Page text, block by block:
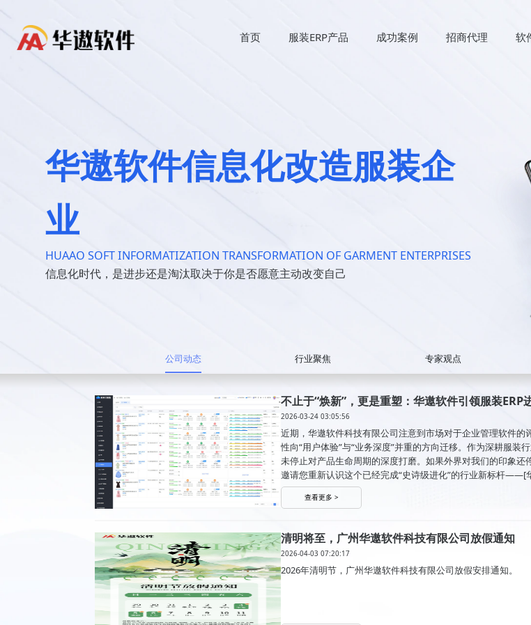
首页 服装ERP产品 成功案例 招商代理 软
华遨软件信息化改造服装企
业
HUAAO SOFT INFORMATIZATION TRANSFORMATION OF GARMENT ENTERPRISES
信息化时代，是进步还是淘汰取决于你是否愿意主动改变自己
公司动态 行业聚焦 专家观点
不止于“焕新”，更是重塑：华遨软件引领服装ERP
2026-03-24 03:05:56
近期，华遨软件科技有限公司注意到市场对于企业管理软件的
性向“用户体验”与“业务深度”并重的方向迁移。作为深耕服装
未停止对产品生命周期的深度打磨。如果外界对我们的印象还
邀请您重新认识这个已经完成“史诗级进化”的行业新标杆——[
查看更多 >
清明将至，广州华遨软件科技有限公司放假通知
2026-04-03 07:20:17
2026年清明节，广州华遨软件科技有限公司放假安排通知。